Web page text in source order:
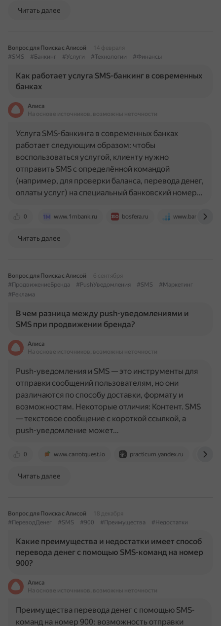
Читать далее
Вопрос для Поиска с Алисой
14 февраля
#SMS
#Банкинг #Услуги #Технологии #Финансы
Как работает услуга SMS-банкинг в современных
банках
Алиса
На основе источников, возможны неточности
0 www.1mbank.ru bosfera.ru www.banki.ru
Услуга SMS-банкинга в современных банках
работает следующим образом: чтобы
воспользоваться услугой, клиенту нужно
отправить SMS с определённой командой
(например, для проверки баланса, перевода денег,
оплаты услуг) на специальный банковский номер…
Читать далее
Вопрос для Поиска с Алисой
6 сентября
#ПродвижениеБренда
#PushУведомления #SMS
#Маркетинг
#Реклама
В чем разница между push-уведомлениями и
SMS при продвижении бренда?
Алиса
На основе источников, возможны неточности
0 www.carrotquest.io practicum.yandex.ru
Push-уведомления и SMS — это инструменты для
отправки сообщений пользователям, но они
различаются по способу доставки, формату и
возможностям. Некоторые отличия: Контент. SMS
— текстовое сообщение с короткой ссылкой, а
push-уведомление может…
Читать далее
Вопрос для Поиска с Алисой
18 декабря
#ПереводДенег
#SMS #900 #Преимущества #Недостатки
Какие преимущества и недостатки имеет способ
перевода денег с помощью SMS-команд на номер
900?
Алиса
На основе источников, возможны неточности
Преимущества перевода денег с помощью SMS-
команд на номер 900: возможность отправки